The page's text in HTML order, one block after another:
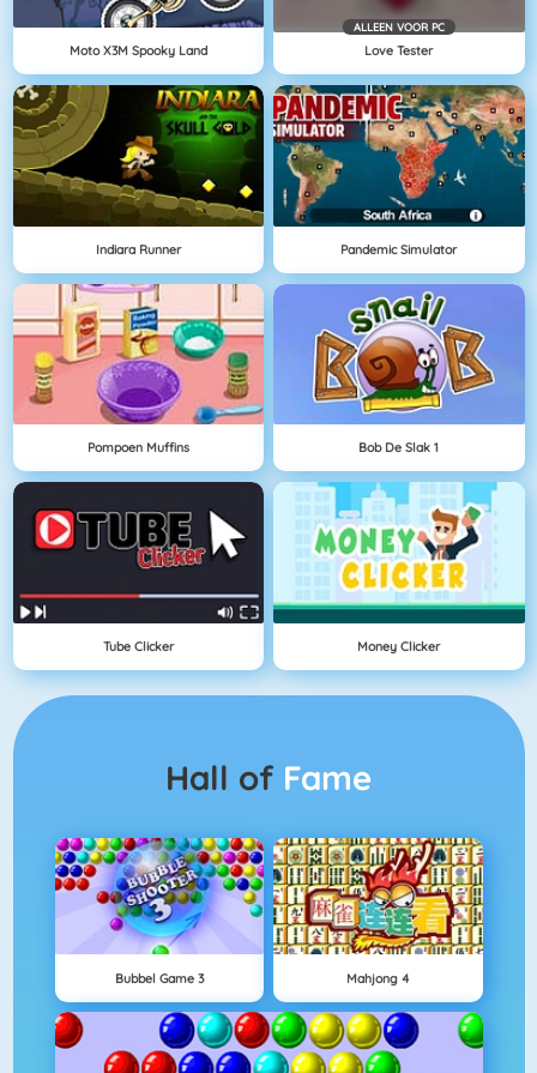
Moto X3M Spooky Land
ALLEEN VOOR PC
Love Tester
Indiara Runner Pandemic Simulator
Pompoen Muffins Bob De Slak 1
Tube Clicker Money Clicker
Hall of Fame
Bubbel Game 3 Mahjong 4